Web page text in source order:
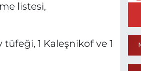
listesi,
1 Kaleşnikof ve 1